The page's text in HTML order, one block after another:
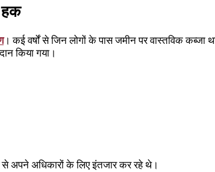
हक
। कई वर्षों से जिन लोगों के पास जमीन पर वास्तविक कब्जा
किया गया।
से अपने अधिकारों के लिए इंतजार कर रहे थे।